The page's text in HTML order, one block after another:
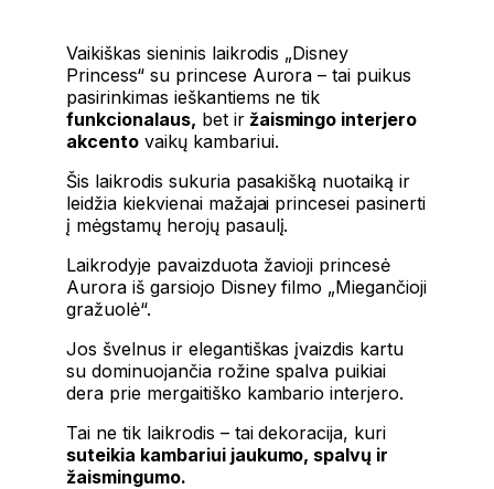
Vaikiškas sieninis laikrodis „Disney
Princess“ su princese Aurora – tai puikus
pasirinkimas ieškantiems ne tik
funkcionalaus, bet iržaismingo interjero
akcentovaikų kambariui.
Šis laikrodis sukuria pasakišką nuotaiką ir
leidžia kiekvienai mažajai princesei pasinerti
į mėgstamų herojų pasaulį.
Laikrodyje pavaizduota žavioji princesė
Aurora iš garsiojo Disney filmo „Miegančioji
gražuolė“.
Jos švelnus ir elegantiškas įvaizdis kartu
su dominuojančia rožine spalva puikiai
dera prie mergaitiško kambario interjero.
Tai ne tik laikrodis – tai dekoracija, kuri
suteikia kambariui jaukumo, spalvų ir
žaismingumo.